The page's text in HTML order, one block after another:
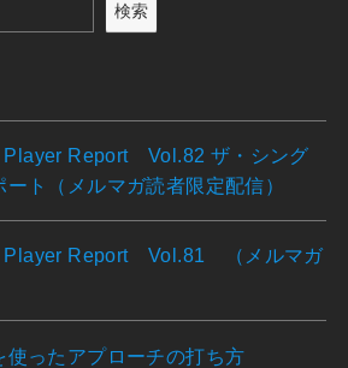
検索
Player Report Vol.82 ザ・シング
ト（メルマガ読者限定配信）
Player Report Vol.81 （メルマガ
使ったアプローチの打ち方